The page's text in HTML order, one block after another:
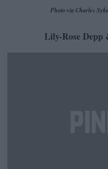
Photo via Charles
Lily-Rose Depp